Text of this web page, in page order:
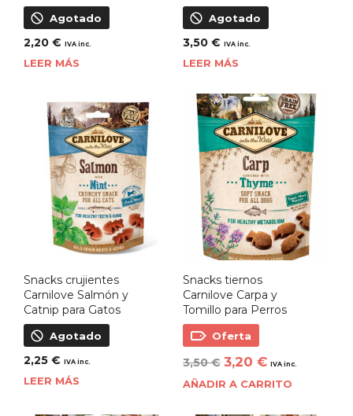
Agotado
2,20 € IVA inc.
LEER MÁS
Agotado
3,50 € IVA inc.
LEER MÁS
Snacks crujientes
Carnilove Salmón y
Catnip para Gatos
Agotado
2,25 € IVA inc.
LEER MÁS
Snacks tiernos
Carnilove Carpa y
Tomillo para Perros
Oferta
3,50€ 3,20 € IVA inc.
AÑADIR A CARRITO